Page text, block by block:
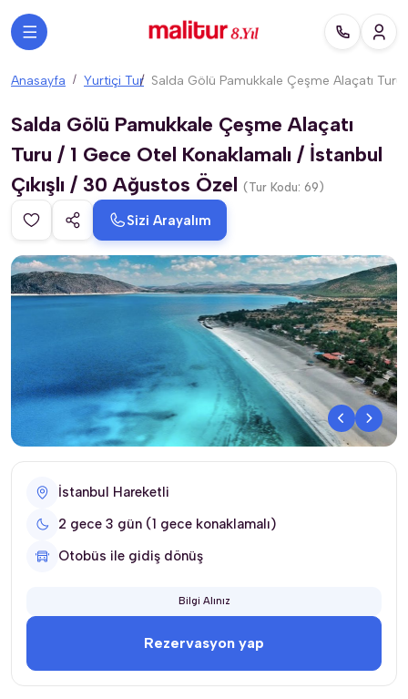
Anasayfa Yurtiçi Tur Salda Gölü Pamukkale Çeşme Alaçatı
Salda Gölü Pamukkale Çeşme Alaçatı
Turu / 1 Gece Otel Konaklamalı / İstanbul
Çıkışlı / 30 Ağustos Özel (Tur Kodu: 69)
Sizi Arayalım
İstanbul Hareketli
2 gece 3 gün (1 gece konaklamalı)
Otobüs ile gidiş dönüş
Bilgi Alınız
Rezervasyon yap